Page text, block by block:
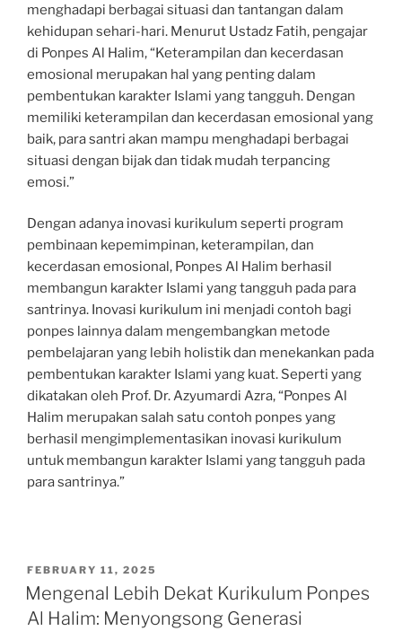
menghadapi berbagai situasi dan tantangan dalam
kehidupan sehari-hari. Menurut Ustadz Fatih, pengajar
di Ponpes Al Halim, “Keterampilan dan kecerdasan
emosional merupakan hal yang penting dalam
pembentukan karakter Islami yang tangguh. Dengan
memiliki keterampilan dan kecerdasan emosional yang
baik, para santri akan mampu menghadapi berbagai
situasi dengan bijak dan tidak mudah terpancing
emosi.”
Dengan adanya inovasi kurikulum seperti program
pembinaan kepemimpinan, keterampilan, dan
kecerdasan emosional, Ponpes Al Halim berhasil
membangun karakter Islami yang tangguh pada para
santrinya. Inovasi kurikulum ini menjadi contoh bagi
ponpes lainnya dalam mengembangkan metode
pembelajaran yang lebih holistik dan menekankan pada
pembentukan karakter Islami yang kuat. Seperti yang
dikatakan oleh Prof. Dr. Azyumardi Azra, “Ponpes Al
Halim merupakan salah satu contoh ponpes yang
berhasil mengimplementasikan inovasi kurikulum
untuk membangun karakter Islami yang tangguh pada
para santrinya.”
POSTED
ON
FEBRUARY 11, 2025
Mengenal Lebih Dekat Kurikulum Ponpes
Al Halim: Menyongsong Generasi